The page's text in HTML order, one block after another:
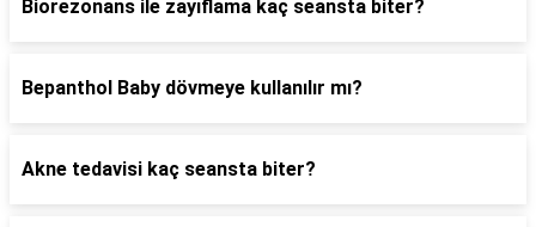
Biorezonans ile zayıflama kaç seansta biter?
Bepanthol Baby dövmeye kullanılır mı?
Akne tedavisi kaç seansta biter?